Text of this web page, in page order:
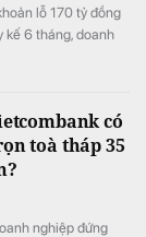
lỗ 170 tỷ đồng
kế 6 tháng, doanh
có
toà tháp 35
nghiệp đứng